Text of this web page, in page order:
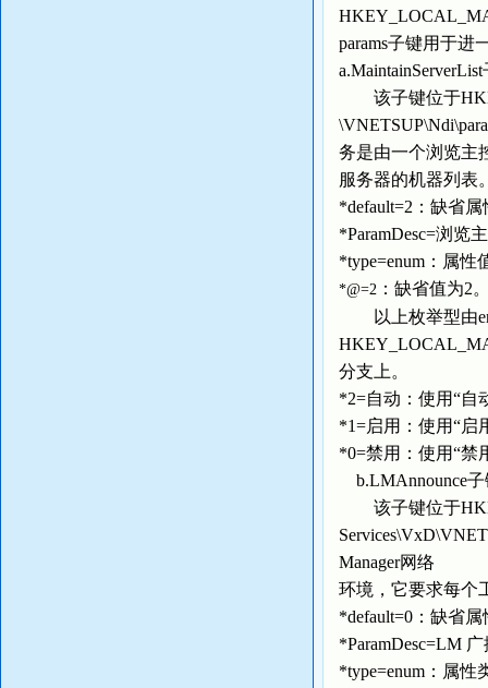
params子键用于
该子键位于
务是由一个浏览主
服务器的机器列表
*default=2：缺省
*ParamDesc=浏览
*type=enum：属性
*@=2 ：缺省值为2
以上枚举型由
分支上。
*2=自动：使用“自
*1=启用：使用“启
*0=禁用：使用“禁
b.LMAnnounce子
该子键位于
Manager网络
环境，它要求每个
*default=0：缺省
*ParamDesc=LM
*type=enum：属性